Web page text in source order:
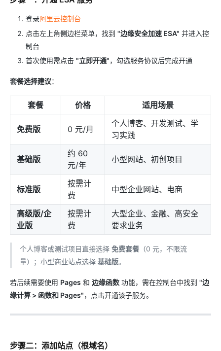
登录阿里云控制台
点击左上角侧边栏菜单，找到 "边缘安全加速 ESA" 并进入控
制台
首次使用需点击 "立即开通"，勾选服务协议后完成开通
套餐选择建议：
套餐 价格 适用场景
免费版 0 元/月
个人博客、开发测试、学
习实践
基础版
约 60
元/年
小型网站、初创项目
标准版
按需计
费
中型企业网站、电商
高级版/企
业版
按需计
费
大型企业、金融、高安全
要求业务
个人博客或测试项目直接选择 免费套餐 （0 元，不限流
量）；小型商业站点选择 基础版。
若后续需要使用 Pages 和 边缘函数 功能，需在控制台中找到 "边
缘计算 > 函数和 Pages"，点击开通该子服务。
步骤二：添加站点（根域名）